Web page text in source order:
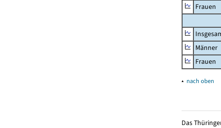
Frauen
Männer
Frauen
▴ nach oben
Das